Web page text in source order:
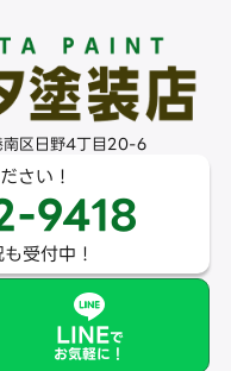
区日野4丁目20-6
さい！
9418
受付中！
LINEで
お気軽に！